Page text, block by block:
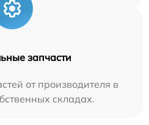
запчасти
от производителя в
складах.